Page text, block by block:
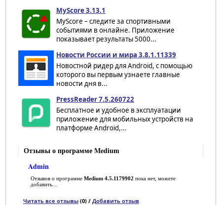
MyScore 3.13.1
MyScore – следите за спортивными
событиями в онлайне. Приложение
показывает результаты 5000...
Новости России и мира 3.8.1.11339
Новостной ридер для Android, с помощью
которого вы первым узнаете главные
новости дня в...
PressReader 7.5.260722
Бесплатное и удобное в эксплуатации
приложение для мобильных устройств на
платформе Android,...
Отзывы о программе Medium
Admin
Отзывов о программе Medium 4.5.1179902 пока нет, можете
добавить...
Читать все отзывы(0) / Добавить отзыв